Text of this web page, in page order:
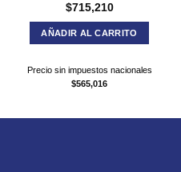
$715,210
AÑADIR AL CARRITO
Precio sin impuestos nacionales
$565,016